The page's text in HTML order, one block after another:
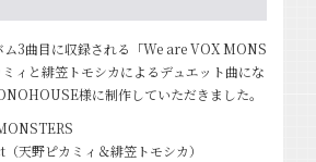
ム3曲目に収録される「We are VOX MONS
ィと緋笠トモシカによるデュエット曲にな
様に制作していただきました。
天野ピカミィ＆緋笠トモシカ）